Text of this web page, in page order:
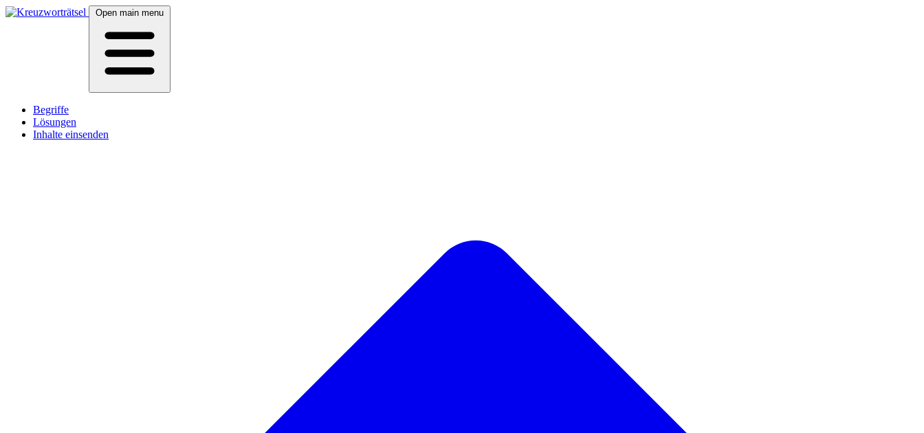
Open main menu
Begriffe
Lösungen
Inhalte einsenden